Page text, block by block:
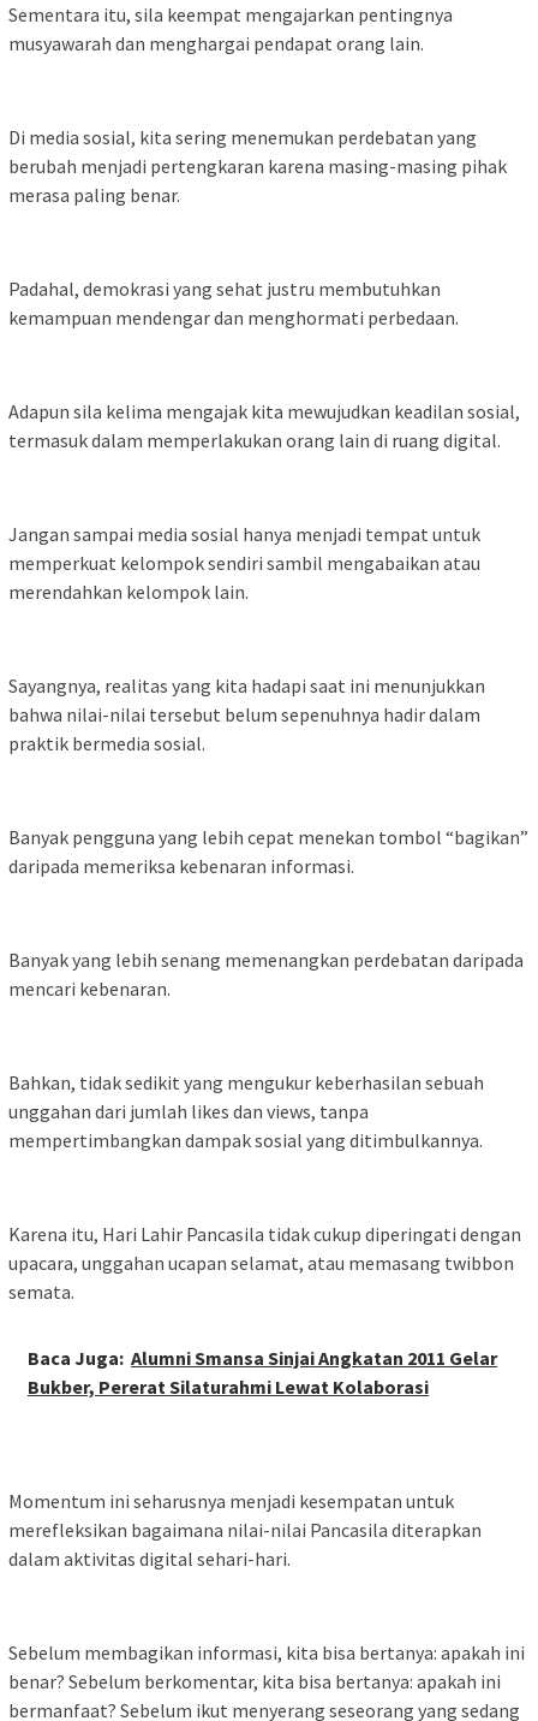
Sementara itu, sila keempat mengajarkan pentingnya
musyawarah dan menghargai pendapat orang lain.
Di media sosial, kita sering menemukan perdebatan yang
berubah menjadi pertengkaran karena masing-masing pihak
merasa paling benar.
Padahal, demokrasi yang sehat justru membutuhkan
kemampuan mendengar dan menghormati perbedaan.
Adapun sila kelima mengajak kita mewujudkan keadilan sosial,
termasuk dalam memperlakukan orang lain di ruang digital.
Jangan sampai media sosial hanya menjadi tempat untuk
memperkuat kelompok sendiri sambil mengabaikan atau
merendahkan kelompok lain.
Sayangnya, realitas yang kita hadapi saat ini menunjukkan
bahwa nilai-nilai tersebut belum sepenuhnya hadir dalam
praktik bermedia sosial.
Banyak pengguna yang lebih cepat menekan tombol “bagikan”
daripada memeriksa kebenaran informasi.
Banyak yang lebih senang memenangkan perdebatan daripada
mencari kebenaran.
Bahkan, tidak sedikit yang mengukur keberhasilan sebuah
unggahan dari jumlah likes dan views, tanpa
mempertimbangkan dampak sosial yang ditimbulkannya.
Karena itu, Hari Lahir Pancasila tidak cukup diperingati dengan
upacara, unggahan ucapan selamat, atau memasang twibbon
semata.
Baca Juga: Alumni Smansa Sinjai Angkatan 2011 Gelar
Bukber, Pererat Silaturahmi Lewat Kolaborasi
Momentum ini seharusnya menjadi kesempatan untuk
merefleksikan bagaimana nilai-nilai Pancasila diterapkan
dalam aktivitas digital sehari-hari.
Sebelum membagikan informasi, kita bisa bertanya: apakah ini
benar? Sebelum berkomentar, kita bisa bertanya: apakah ini
bermanfaat? Sebelum ikut menyerang seseorang yang sedang